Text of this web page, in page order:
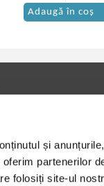
și
partenerilor
folosiți site-ul
Adaugă în coș
CD/DVD